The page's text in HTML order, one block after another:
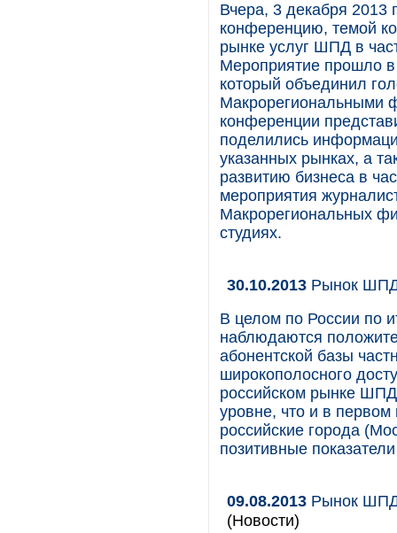
Вчера, 3 декабря 2013
конференцию, темой
рынке услуг ШПД в
Мероприятие прошло
который объединил
Макрорегиональными
конференции
поделились
указанных рынках, а
развитию бизнеса в
мероприятия
Макрорегиональных
студиях.
30.10.2013 Рынок ШПД
В целом по России по
наблюдаются
абонентской базы
широкополосного
российском рынке
уровне, что и в
российские города
позитивные
09.08.2013 Рынок ШПД
(Новости)